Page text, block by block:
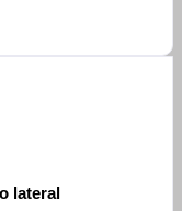
lateral